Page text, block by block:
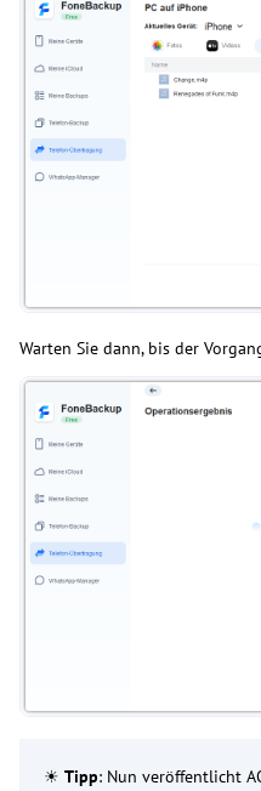
Warten Sie dann, bis der
☀ Tipp: Nun veröffentlicht